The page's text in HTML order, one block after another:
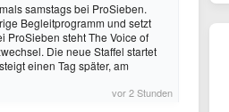
samstags bei ProSieben.
Begleitprogramm und setzt
ProSieben steht The Voice of
Die neue Staffel startet
einen Tag später, am
vor 2 Stunden